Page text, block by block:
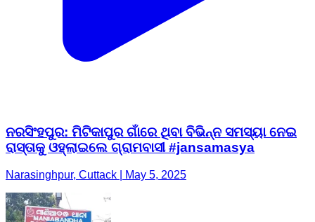
ନରସିଂହପୁର: ମିଟିକାପୁର ଗାଁରେ ଥିବା ବିଭିନ୍ନ ସମସ୍ୟା ନେଇ
ରାସ୍ତାକୁ ଓହ୍ଲାଇଲେ ଗ୍ରାମବାସୀ #jansamasya
Narasinghpur, Cuttack | May 5, 2025